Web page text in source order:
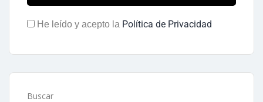
He leído y acepto la Política de Privacidad
Buscar